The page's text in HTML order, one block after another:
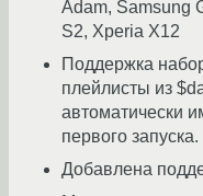
Adam, Samsung
S2, Xperia X12
Поддержка
плейлисты из
автоматически
первого запуска.
Добавлена